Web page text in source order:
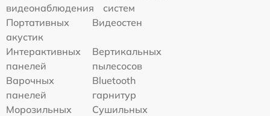
видеонаблюдения
систем
Портативных
акустик
Видеостен
Интерактивных
панелей
Вертикальных
пылесосов
Варочных
панелей
Bluetooth
гарнитур
Морозильных
Сушильных